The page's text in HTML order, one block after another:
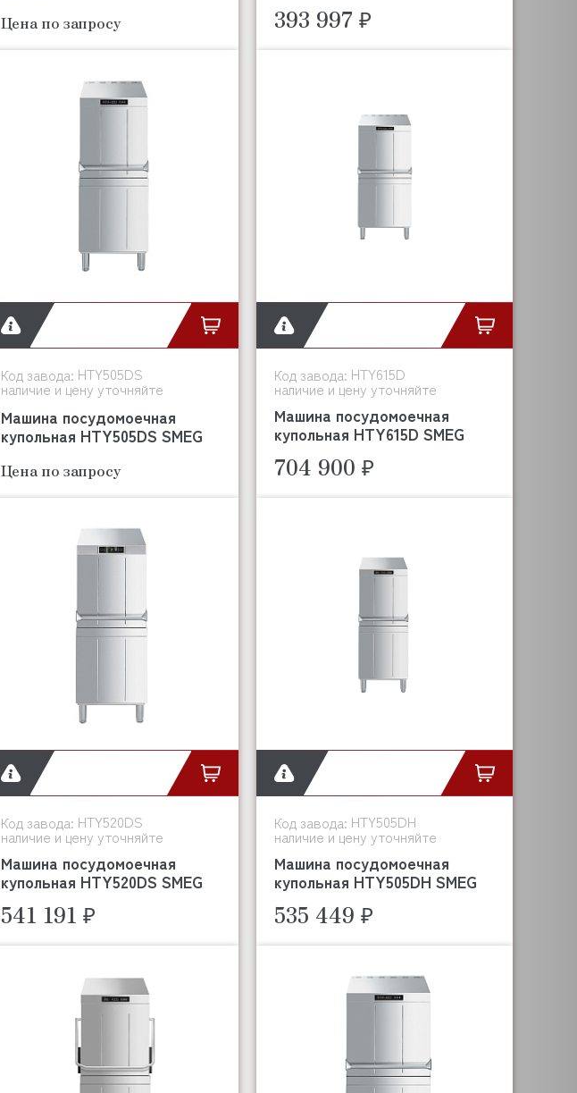
Цена по запросу 393 997 ₽
Код завода: HTY505DS
наличие и цену уточняйте
Машина посудомоечная
купольная HTY505DS SMEG
Цена по запросу
Код завода: HTY615D
наличие и цену уточняйте
Машина посудомоечная
купольная HTY615D SMEG
704 900 ₽
Код завода: HTY520DS
наличие и цену уточняйте
Машина посудомоечная
купольная HTY520DS SMEG
541 191 ₽
Код завода: HTY505DH
наличие и цену уточняйте
Машина посудомоечная
купольная HTY505DH SMEG
535 449 ₽